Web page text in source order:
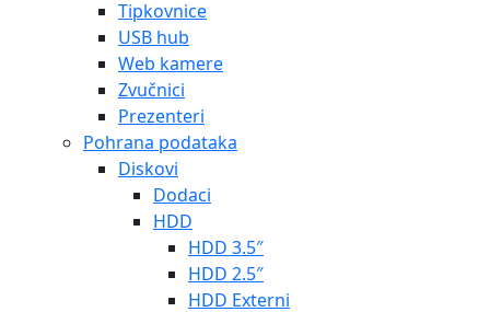
Tipkovnice
USB hub
Web kamere
Zvučnici
Prezenteri
Pohrana podataka
Diskovi
Dodaci
HDD
HDD 3.5″
HDD 2.5″
HDD Externi